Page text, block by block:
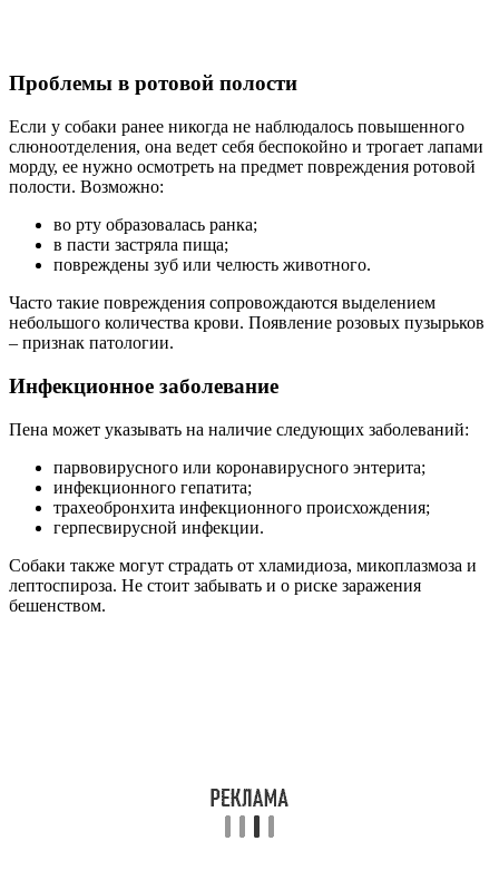
Проблемы в ротовой полости
Если у собаки ранее никогда не наблюдалось повышенного
слюноотделения, она ведет себя беспокойно и трогает лапами
морду, ее нужно осмотреть на предмет повреждения ротовой
полости. Возможно:
во рту образовалась ранка;
в пасти застряла пища;
повреждены зуб или челюсть животного.
Часто такие повреждения сопровождаются выделением
небольшого количества крови. Появление розовых пузырьков
– признак патологии.
Инфекционное заболевание
Пена может указывать на наличие следующих заболеваний:
парвовирусного или коронавирусного энтерита;
инфекционного гепатита;
трахеобронхита инфекционного происхождения;
герпесвирусной инфекции.
Собаки также могут страдать от хламидиоза, микоплазмоза и
лептоспироза. Не стоит забывать и о риске заражения
бешенством.